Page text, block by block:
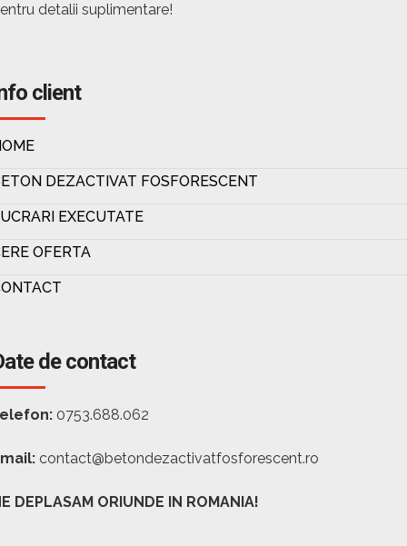
detalii suplimentare!
client
DEZACTIVAT FOSFORESCENT
EXECUTATE
OFERTA
de contact
0753.688.062
contact@betondezactivatfosforescent.ro
DEPLASAM ORIUNDE IN ROMANIA!